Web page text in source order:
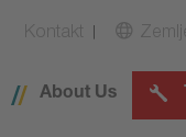
Kontakt Zemlje
About Us